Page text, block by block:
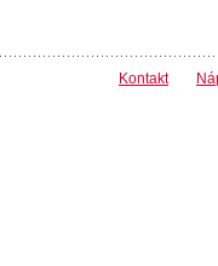
Kontakt